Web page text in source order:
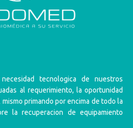
tecnologica de nuestros
al requerimiento, la oportunidad
primando por encima de todo la
la recuperacion de equipamiento